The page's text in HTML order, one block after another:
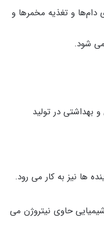
دام‌ها و تغذیه مخمرها و
می شود.
بهداشتی در تولید
ها نیز به کار می رود.
حاوی نیتروژن می